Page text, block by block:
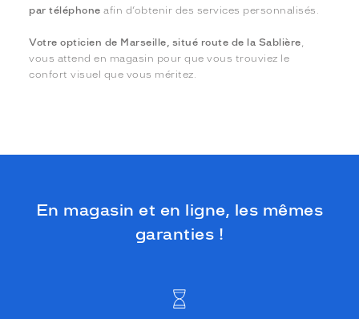
par téléphone afin d’obtenir des services personnalisés.
Votre opticien de Marseille, situé route de la Sablière,
vous attend en magasin pour que vous trouviez le
confort visuel que vous méritez.
En magasin et en ligne, les mêmes
garanties !